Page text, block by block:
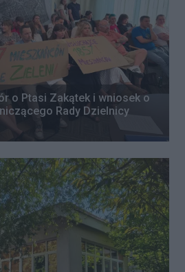
o Ptasi Zakątek i wniosek o
Rady Dzielnicy